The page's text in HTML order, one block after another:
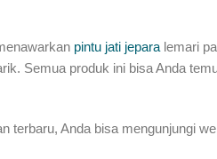
pintu jati jepara lemari
Semua produk ini bisa Anda
terbaru, Anda bisa mengunjungi